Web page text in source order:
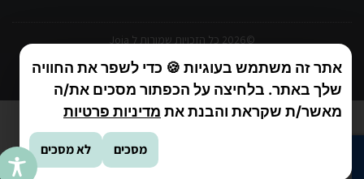
שקוף מדיה בניית אתרים
אתר זה משתמש בעוגיות 🍪 כדי לשפר את החוויה
שלך באתר. בלחיצה על הכפתור מסכים את/ה
מאשר/ת שקראת והבנת אתמדיניות פרטיות
מסכים לא מסכים